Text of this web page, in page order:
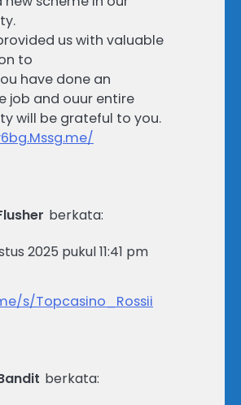
us with valuable
to
have done an
job and ouur entire
will be grateful to you.
berkata:
2025 pukul 11:41 pm
s/Topcasino_Rossii
berkata: